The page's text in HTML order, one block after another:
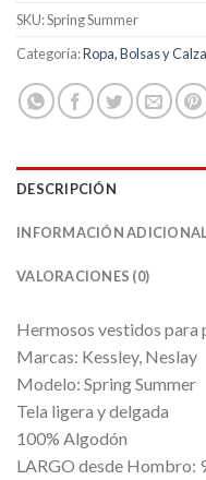
SKU:Spring Summer
Categoría:Ropa, Bolsas y
DESCRIPCIÓN
INFORMACIÓN ADICIONAL
VALORACIONES (0)
Hermosos vestidos para
Marcas: Kessley, Neslay
Modelo: Spring Summer
Tela ligera y delgada
100% Algodón
LARGO desde Hombro: